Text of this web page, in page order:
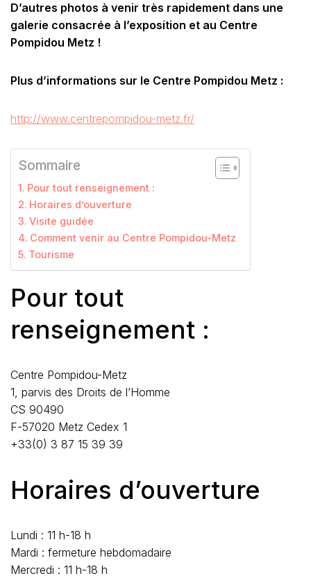
D’autres photos à venir très rapidement dans une
galerie consacrée à l’exposition et au Centre
Pompidou Metz !
Plus d’informations sur le Centre Pompidou Metz :
http://www.centrepompidou-metz.fr/
Sommaire
Pour tout renseignement :
Horaires d’ouverture
Visite guidée
Comment venir au Centre Pompidou-Metz
Tourisme
Pour tout
renseignement :
Centre Pompidou-Metz
1, parvis des Droits de l’Homme
CS 90490
F-57020 Metz Cedex 1
+33(0) 3 87 15 39 39
Horaires d’ouverture
Lundi : 11 h-18 h
Mardi : fermeture hebdomadaire
Mercredi : 11 h-18 h